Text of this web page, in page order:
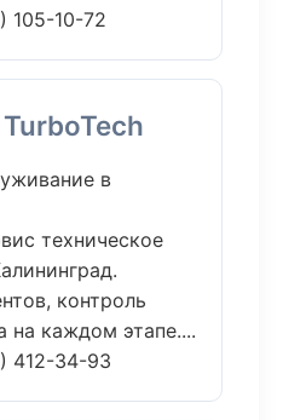
105-10-72
в
техническое
контроль
на каждом этапе....
412-34-93